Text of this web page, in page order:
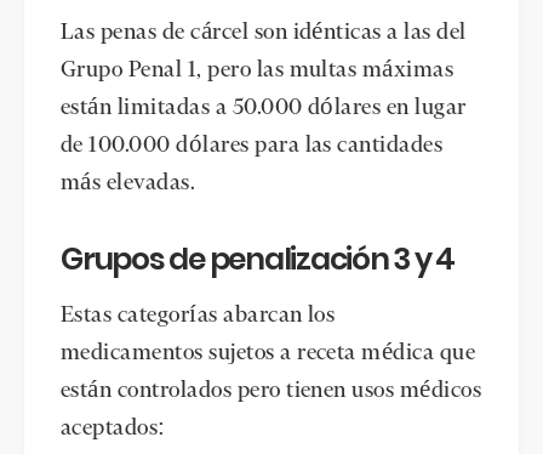
Las penas de cárcel son idénticas a las del
Grupo Penal 1, pero las multas máximas
están limitadas a 50.000 dólares en lugar
de 100.000 dólares para las cantidades
más elevadas.
Grupos de penalización 3 y 4
Estas categorías abarcan los
medicamentos sujetos a receta médica que
están controlados pero tienen usos médicos
aceptados: